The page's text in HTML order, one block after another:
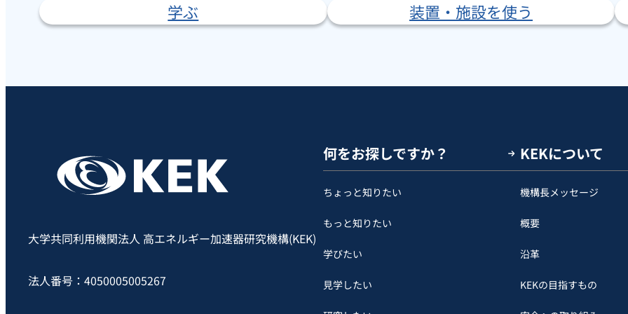
学ぶ 装置・施設を使う
大学共同利用機関法人 高エネルギー加速器研究機構(KEK)
法人番号：4050005005267
何をお探しですか？
ちょっと知りたい
もっと知りたい
学びたい
見学したい
KEKについて
機構長メッセージ
概要
沿革
KEKの目指すもの